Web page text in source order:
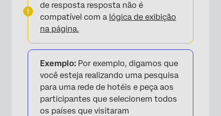
de resposta resposta não é
compatível com a lógica de exibição
na página.
Exemplo: Por exemplo, digamos que
você esteja realizando uma pesquisa
para uma rede de hotéis e peça aos
participantes que selecionem todos
os países que visitaram